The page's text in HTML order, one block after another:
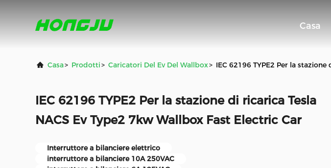
Casa
Casa> Prodotti> Caricatori Del Ev Del Wallbox> IEC 62196 TYPE2 Per la
IEC 62196 TYPE2 Per la stazione di ricarica Tesla
NACS Ev Type2 7kw Wallbox Fast Electric Car
Interruttore a bilanciere elettrico
interruttore a bilanciere 10A 250VAC